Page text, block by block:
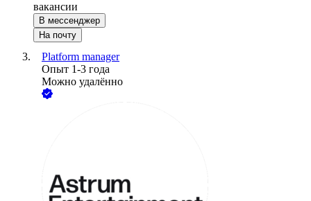
вакансии
В мессенджер
На почту
Platform manager
Опыт 1-3 года
Можно удалённо